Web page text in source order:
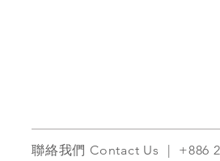
聯絡我們 Contact Us | +886